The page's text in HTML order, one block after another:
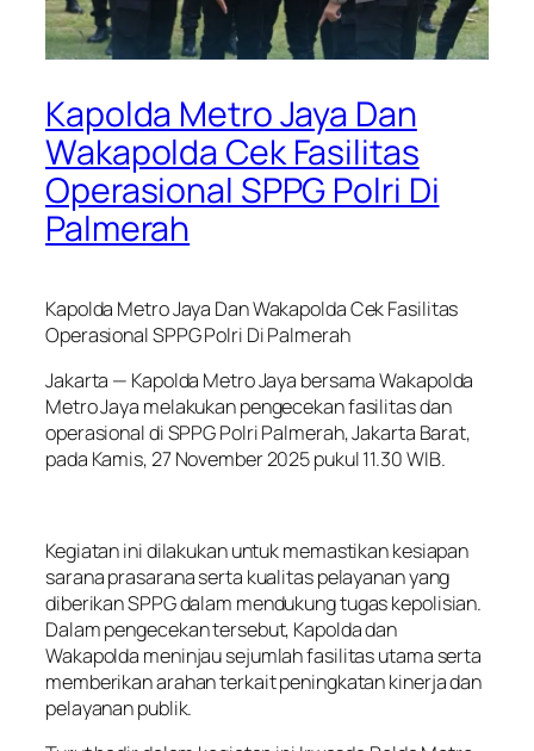
Kapolda Metro Jaya Dan
Wakapolda Cek Fasilitas
Operasional SPPG Polri Di
Palmerah
Kapolda Metro Jaya Dan Wakapolda Cek Fasilitas
Operasional SPPG Polri Di Palmerah
Jakarta — Kapolda Metro Jaya bersama Wakapolda
Metro Jaya melakukan pengecekan fasilitas dan
operasional di SPPG Polri Palmerah, Jakarta Barat,
pada Kamis, 27 November 2025 pukul 11.30 WIB.
Kegiatan ini dilakukan untuk memastikan kesiapan
sarana prasarana serta kualitas pelayanan yang
diberikan SPPG dalam mendukung tugas kepolisian.
Dalam pengecekan tersebut, Kapolda dan
Wakapolda meninjau sejumlah fasilitas utama serta
memberikan arahan terkait peningkatan kinerja dan
pelayanan publik.